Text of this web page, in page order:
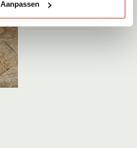
Aanpassen